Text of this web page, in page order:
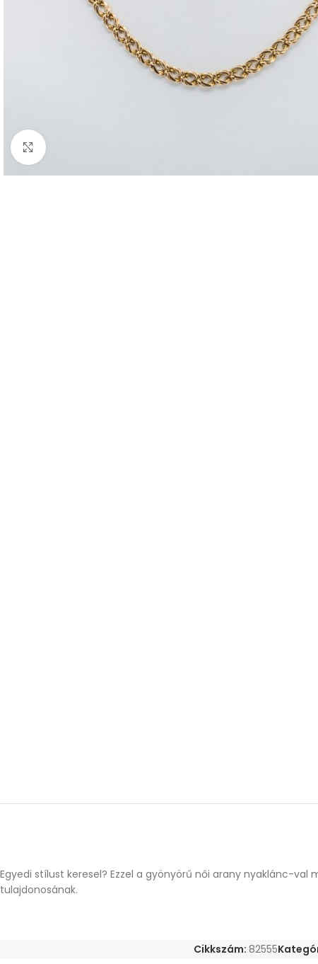
Egyedi stílust keresel? Ezzel a gyönyörű női arany nyaklánc-
tulajdonosának.
Cikkszám: 82555